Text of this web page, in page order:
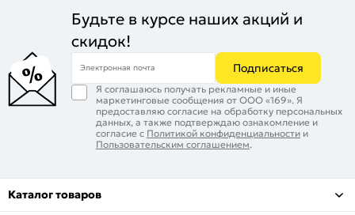
Будьте в курсе наших акций и
скидок!
Электронная почта Подписаться
Я соглашаюсь получать рекламные и иные
маркетинговые сообщения от ООО «169». Я
предоставляю согласие на обработку персональных
данных, а также подтверждаю ознакомление и
согласие с Политикой конфиденциальности и
Пользовательским соглашением.
Каталог товаров